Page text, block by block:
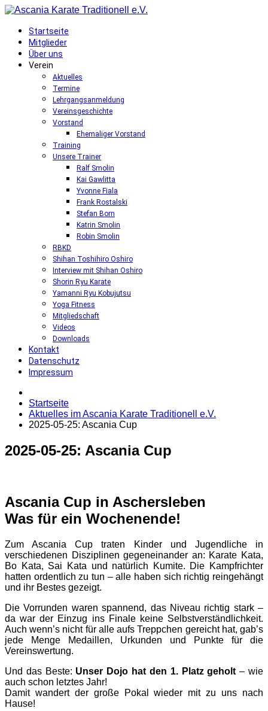
Startseite
Mitglieder
Über uns
Verein
Aktuelles
Termine
Lehrgangsanmeldung
Vereinsgeschichte
Vorstand
Ehemaliger Vorstand
Training
Unsere Trainer
Ralf Smolin
Kai Gawlitta
Yvonne Fiala
Frank Rostalski
Stefan Born
Katrin Smolin
Robin Smolin
RBKD
Shihan Toshihiro Oshiro
Interview mit Shihan Oshiro
Shorin Ryu Karate
Yamanni Ryu Kobujutsu
Yoga Fitness
Mitgliedschaft
Videos
Downloads
Kontakt
Datenschutz
Impressum
Startseite
Aktuelles im Ascania Karate Traditionell e.V.
2025-05-25: Ascania Cup
2025-05-25: Ascania Cup
Ascania Cup in Aschersleben
Was für ein Wochenende!
Zum Ascania Cup traten Kinder und Jugendliche in
verschiedenen Disziplinen gegeneinander an: Karate Kata,
Bo Kata, Sai Kata und natürlich Kumite. Die Kampfrichter
hatten ordentlich zu tun – alle haben sich richtig reingehängt
und ihr Bestes gezeigt.
Die Vorrunden waren spannend, das Niveau richtig stark –
da war der Einzug ins Finale keine Selbstverständlichkeit.
Auch wenn’s nicht für alle aufs Treppchen gereicht hat, gab’s
jede Menge Medaillen, Urkunden und Punkte für die
Vereinswertung.
Und das Beste: Unser Dojo hat den 1. Platz geholt – wie
auch schon letztes Jahr!
Damit wandert der große Pokal wieder mit zu uns nach
Hause!